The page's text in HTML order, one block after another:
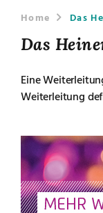
Home Das
Das
Eine
Weiterleitung